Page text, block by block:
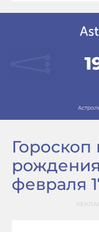
рождения:
февраля